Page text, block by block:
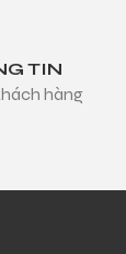
TIN
hàng